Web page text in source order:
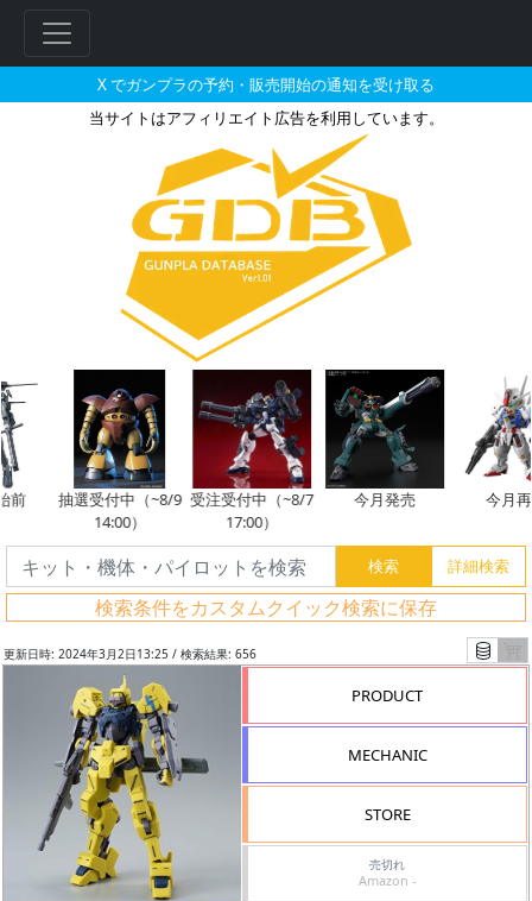
X でガンプラの予約・販売開始の通知を受け取る
当サイトはアフィリエイト広告を利用しています。
HG 1/144 イオフレーム獅電改（
抽選受付中（~8/9
14:00）
受注受付中（~8/7
17:00）
今月発売 今月再販
検索条件をカスタムクイック検索に保存
更新日時: 2024年3月2日13:25 / 検索結果: 656
PRODUCT
MECHANIC
STORE
売切れ
Amazon -